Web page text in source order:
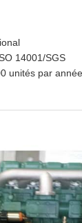
de carburant
14001/SGS
unités par année